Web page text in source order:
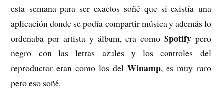
esta semana para ser exactos soñé que si existía una
aplicación donde se podía compartir música y además lo
ordenaba por artista y álbum, era como Spotifypero
negro con las letras azules y los controles del
reproductor eran como los del Winamp, es muy raro
pero eso soñé.